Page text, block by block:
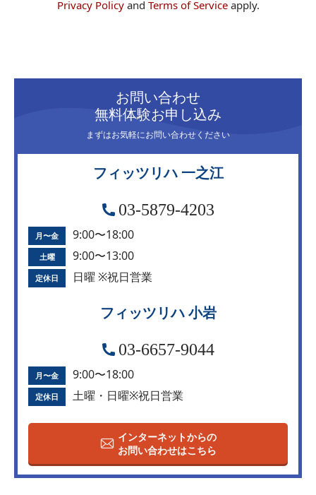
Privacy Policyand Terms of Serviceapply.
お問い合わせ
無料体験お申し込み
まずはお気軽にお問い合わせください
フィッツリハ 一之江
03-5879-4203
月〜金 9:00〜18:00
土曜 9:00〜13:00
定休日 日曜 ※祝日営業
フィッツリハ 小岩
03-6657-9044
月〜金 9:00〜18:00
定休日 土曜・日曜※祝日営業
インターネットからの
お問い合わせはこちら